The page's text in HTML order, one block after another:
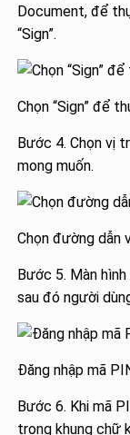
Document, để
“Sign”.
Chọn “Sign” để
Bước 4. Chọn vị
mong muốn.
Chọn đường dẫn
Bước 5. Màn
sau đó người
Đăng nhập mã
Bước 6. Khi mã
trong khung chữ